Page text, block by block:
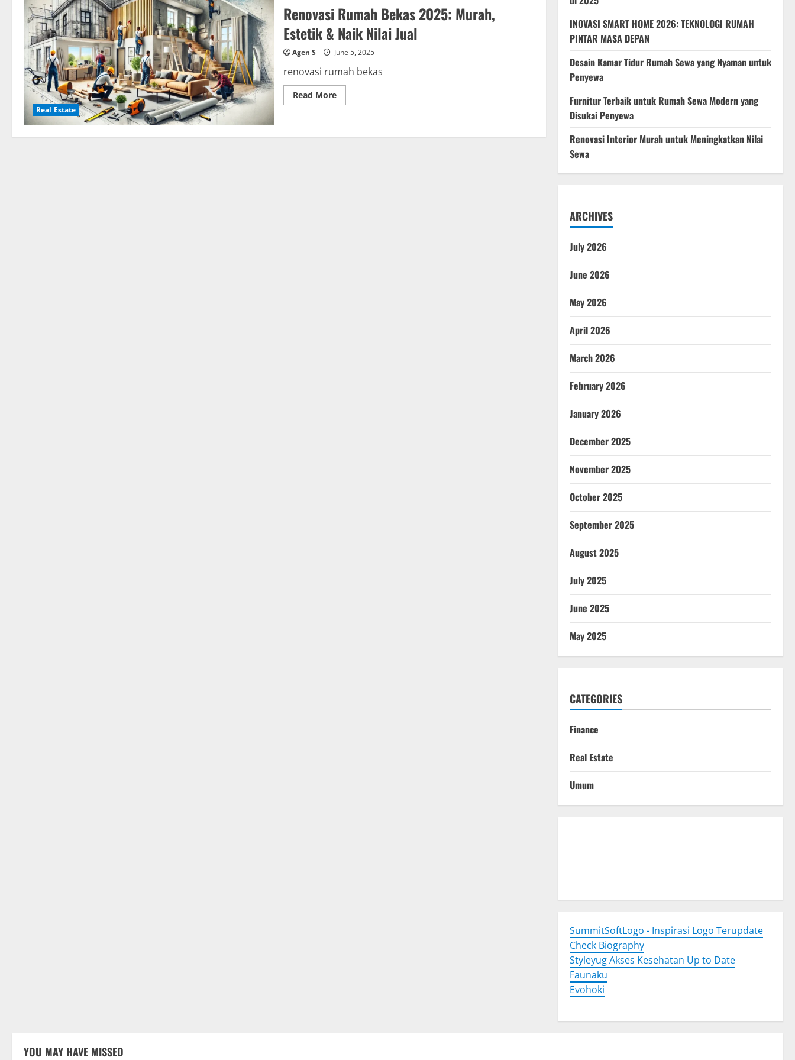
Real Estate
Renovasi Rumah Bekas 2025: Murah,
Estetik & Naik Nilai Jual
Agen S June 5, 2025
renovasi rumah bekas
Read MoreRead
more
Bekas
INOVASI SMART HOME 2026: TEKNOLOGI RUMAH
PINTAR MASA DEPAN
Desain Kamar Tidur Rumah Sewa yang Nyaman untuk
Penyewa
Furnitur Terbaik untuk Rumah Sewa Modern yang
Disukai Penyewa
Renovasi Interior Murah untuk Meningkatkan Nilai
Sewa
ARCHIVES
July 2026
June 2026
May 2026
April 2026
March 2026
February 2026
January 2026
December 2025
November 2025
October 2025
September 2025
August 2025
July 2025
June 2025
May 2025
CATEGORIES
Finance
Real Estate
Umum
SummitSoftLogo - Inspirasi Logo Terupdate
Check Biography
Styleyug Akses Kesehatan Up to Date
Faunaku
Evohoki
YOU MAY HAVE MISSED